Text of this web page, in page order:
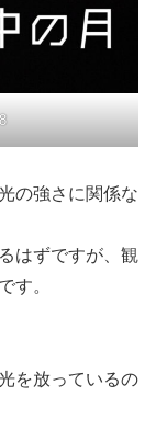
の強さに関係な
はずですが、観
す。
を放っているの